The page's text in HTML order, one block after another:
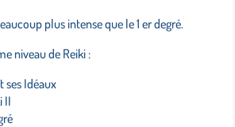
plus intense que le 1 er degré.
niveau de Reiki :
ses Idéaux
II